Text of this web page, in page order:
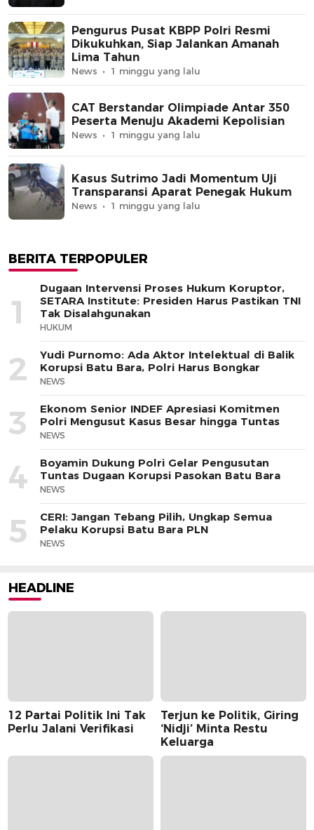
Pengurus Pusat KBPP Polri Resmi
Dikukuhkan, Siap Jalankan Amanah
Lima Tahun
News 1 minggu yang lalu
CAT Berstandar Olimpiade Antar 350
Peserta Menuju Akademi Kepolisian
News 1 minggu yang lalu
Kasus Sutrimo Jadi Momentum Uji
Transparansi Aparat Penegak Hukum
News 1 minggu yang lalu
BERITA TERPOPULER
1
Dugaan Intervensi Proses Hukum Koruptor,
SETARA Institute: Presiden Harus Pastikan TNI
Tak Disalahgunakan
HUKUM
2
Yudi Purnomo: Ada Aktor Intelektual di Balik
Korupsi Batu Bara, Polri Harus Bongkar
NEWS
3
Ekonom Senior INDEF Apresiasi Komitmen
Polri Mengusut Kasus Besar hingga Tuntas
NEWS
4
Boyamin Dukung Polri Gelar Pengusutan
Tuntas Dugaan Korupsi Pasokan Batu Bara
NEWS
5
CERI: Jangan Tebang Pilih, Ungkap Semua
Pelaku Korupsi Batu Bara PLN
NEWS
HEADLINE
12 Partai Politik Ini Tak
Perlu Jalani Verifikasi
Terjun ke Politik, Giring
‘Nidji’ Minta Restu
Keluarga